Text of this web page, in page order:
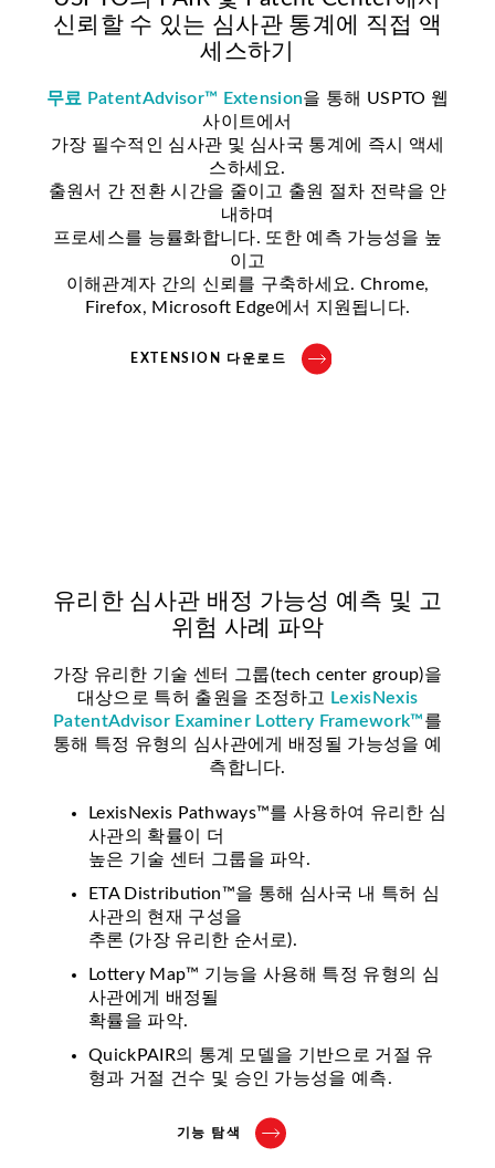
신뢰할 수 있는 심사관 통계에 직접 액
세스하기
무료 PatentAdvisor™ Extension을 통해 USPTO 웹
사이트에서
가장 필수적인 심사관 및 심사국 통계에 즉시 액세
스하세요.
출원서 간 전환 시간을 줄이고 출원 절차 전략을 안
내하며
프로세스를 능률화합니다. 또한 예측 가능성을 높
이고
이해관계자 간의 신뢰를 구축하세요. Chrome,
Firefox, Microsoft Edge에서 지원됩니다.
EXTENSION 다운로드
유리한 심사관 배정 가능성 예측 및 고
위험 사례 파악
가장 유리한 기술 센터 그룹(tech center group)을
대상으로 특허 출원을 조정하고
LexisNexis
PatentAdvisor Examiner Lottery Framework™를
통해 특정 유형의 심사관에게 배정될 가능성을 예
측합니다.
LexisNexis Pathways™를 사용하여 유리한 심
사관의 확률이 더
높은 기술 센터 그룹을 파악.
ETA Distribution™을 통해 심사국 내 특허 심
사관의 현재 구성을
추론 (가장 유리한 순서로).
Lottery Map™ 기능을 사용해 특정 유형의 심
사관에게 배정될
확률을 파악.
QuickPAIR의 통계 모델을 기반으로 거절 유
형과 거절 건수 및 승인 가능성을 예측.
기능 탐색